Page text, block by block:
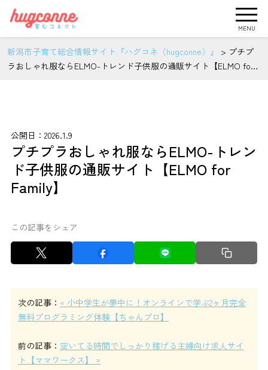
MENU
新潟市子育て総合情報サイト『ハグコネ（hugconne）』 > プチプ
ラおしゃれ服ならELMO-トレンド子供服の通販サイト【ELMO for
公開日：2026.1.9
プチプラおしゃれ服ならELMO-トレン
ド子供服の通販サイト【ELMO for
Family】
この記事をシェア
次の記事： « 小中学生が夢中に！オンラインで学ぶ2ヶ月完全
無料プログラミング体験【ちゃんプロ】
前の記事： 空いてる時間でしっかり稼げる主婦向け求人サイ
ト【ママワークス】 »